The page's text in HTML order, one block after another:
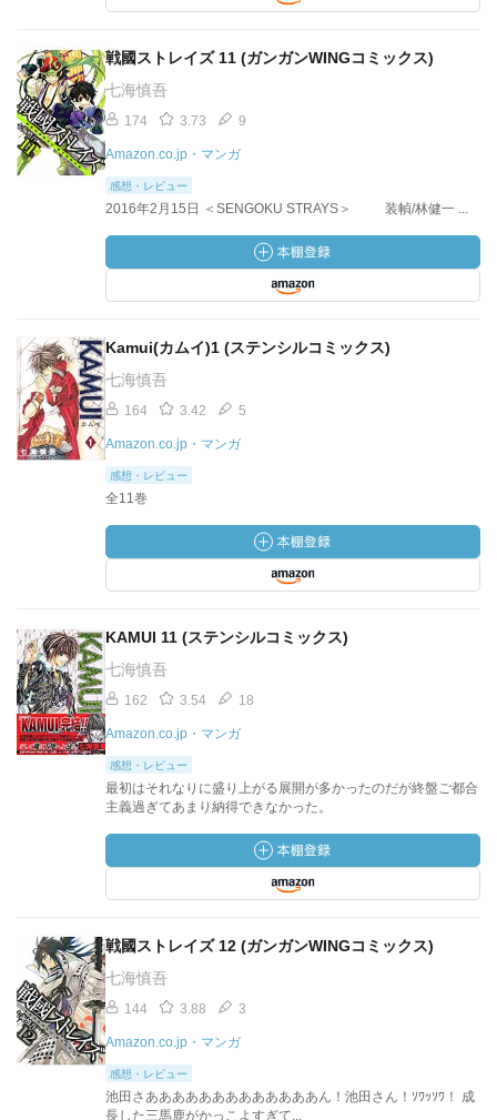
戦國ストレイズ 11 (ガンガンWINGコミックス)
七海慎吾
174 3.73 9
Amazon.co.jp・マンガ
感想・レビュー
2016年2月15日 ＜SENGOKU STRAYS＞ 装幀/林健一 ...
Kamui(カムイ)1 (ステンシルコミックス)
七海慎吾
164 3.42 5
Amazon.co.jp・マンガ
感想・レビュー
全11巻
KAMUI 11 (ステンシルコミックス)
七海慎吾
162 3.54 18
Amazon.co.jp・マンガ
感想・レビュー
最初はそれなりに盛り上がる展開が多かったのだが終盤ご都合
主義過ぎてあまり納得できなかった。
戦國ストレイズ 12 (ガンガンWINGコミックス)
七海慎吾
144 3.88 3
Amazon.co.jp・マンガ
感想・レビュー
池田さあああああああああああああん！池田さん！ｿﾜｯｿﾜ！ 成
長した三馬鹿がかっこよすぎて...